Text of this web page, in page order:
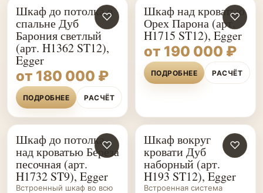
♡
Шкаф до потолка в
спальне Дуб
Барония светлый
(арт. H1362 ST12),
Egger
от 180 000 ₽
ПОДРОБНЕЕ РАСЧЁТ
♡
Шкаф над кроватью
Орех Парона (арт.
H1715 ST12), Egger
от 190 000 ₽
ПОДРОБНЕЕ РАСЧЁТ
ШКАФЫ НА ЗАКАЗ ♡
Шкаф до потолка
над кроватью Берёза
песочная (арт.
H1732 ST9), Egger
Встроенный шкаф во всю
ШКАФЫ НА ЗАКАЗ ♡
Шкаф вокруг
кровати Дуб
наборный (арт.
H193 ST12), Egger
Встроенная система